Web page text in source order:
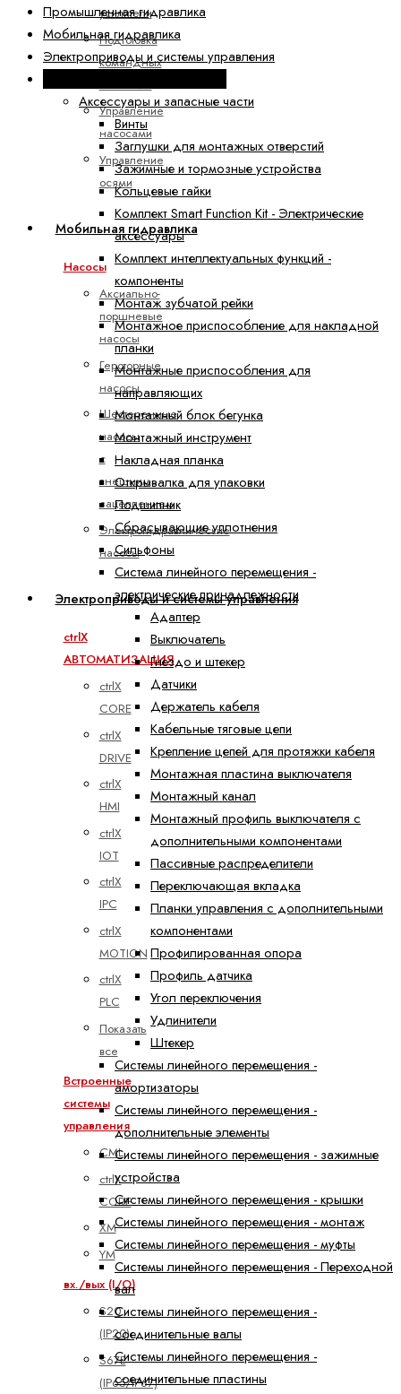
усилители
Подготовка
командных
Управление
насосами
Управление
осями
Мобильная гидравлика
Насосы
Аксиально-
поршневые
насосы
Героторные
насосы
Шестеренные
насосы
с
внешним
зацеплением
Электрогидравлические
насосы
Электроприводы и системы управления
ctrlX
АВТОМАТИЗАЦИЯ
ctrlX
CORE
ctrlX
DRIVE
ctrlX
HMI
ctrlX
IOT
ctrlX
IPC
ctrlX
MOTION
ctrlX
PLC
Показать
все
Встроенные
системы
управления
CML
ctrlX
CORE
XM
YM
вх./вых (I/O)
S20
(IP20)
S67E
(IP65/IP67)
Промышленная гидравлика
Мобильная гидравлика
Электроприводы и системы управления
Аксессуары и запасные части
Винты
Заглушки для монтажных отверстий
Зажимные и тормозные устройства
Кольцевые гайки
Комплект Smart Function Kit - Электрические
аксессуары
Комплект интеллектуальных функций -
компоненты
Монтаж зубчатой рейки
Монтажное приспособление для накладной
планки
Монтажные приспособления для
направляющих
Монтажный блок бегунка
Монтажный инструмент
Накладная планка
Открывалка для упаковки
Подшипник
Сбрасывающие уплотнения
Сильфоны
Система линейного перемещения -
электрические принадлежности
Адаптер
Выключатель
Гнездо и штекер
Датчики
Держатель кабеля
Кабельные тяговые цепи
Крепление цепей для протяжки кабеля
Монтажная пластина выключателя
Монтажный канал
Монтажный профиль выключателя с
дополнительными компонентами
Пассивные распределители
Переключающая вкладка
Планки управления с дополнительными
компонентами
Профилированная опора
Профиль датчика
Угол переключения
Удлинители
Штекер
Системы линейного перемещения -
амортизаторы
Системы линейного перемещения -
дополнительные элементы
Системы линейного перемещения - зажимные
устройства
Системы линейного перемещения - крышки
Системы линейного перемещения - монтаж
Системы линейного перемещения - муфты
Системы линейного перемещения - Переходной
вал
Системы линейного перемещения -
соединительные валы
Системы линейного перемещения -
соединительные пластины